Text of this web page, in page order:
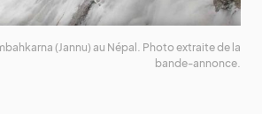
(Jannu) au Népal. Photo extraite de la
bande-annonce.